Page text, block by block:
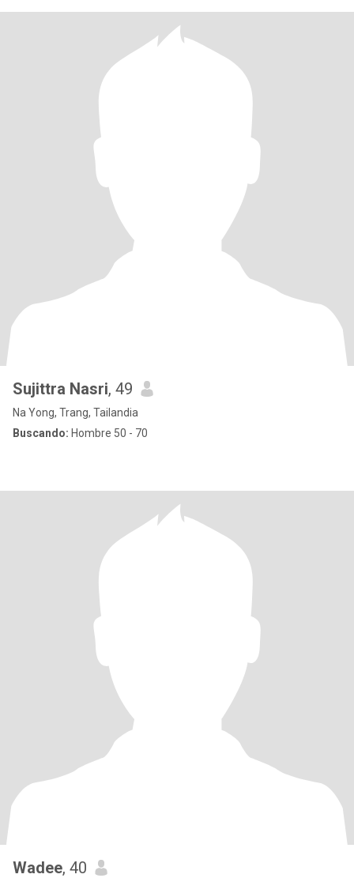
Sujittra Nasri, 49
Na Yong, Trang, Tailandia
Buscando: Hombre 50 - 70
Wadee, 40